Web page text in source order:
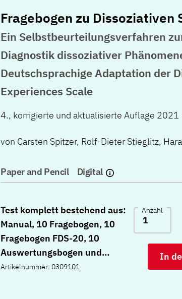
Fragebogen zu Dissoziativen
Ein Selbstbeurteilungsverfahren
Diagnostik dissoziativer
Deutschsprachige Adaptation der
Experiences Scale
4., korrigierte und aktualisierte Auflage 2021
von Carsten Spitzer, Rolf-Dieter Stieglitz,
Paper and Pencil Digital
Test komplett bestehend aus:
Manual, 10 Fragebogen, 10
Fragebogen FDS-20, 10
Auswertungsbogen und
Mappe
Artikelnummer: 0309101
Anzahl
In